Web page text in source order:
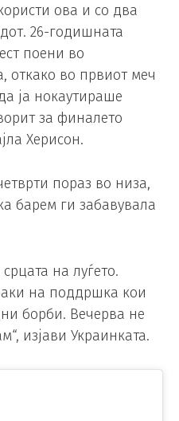
ова и со два
26-годишната
поени во
откако во првиот меч
ја нокаутираше
за финалето
Херисон.
пораз во низа,
барем ги забавувала
на луѓето.
на поддршка кои
борби. Вечерва не
изјави Украинката.